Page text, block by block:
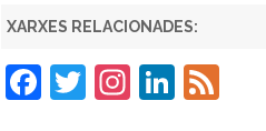
XARXES RELACIONADES:
F T In Li F